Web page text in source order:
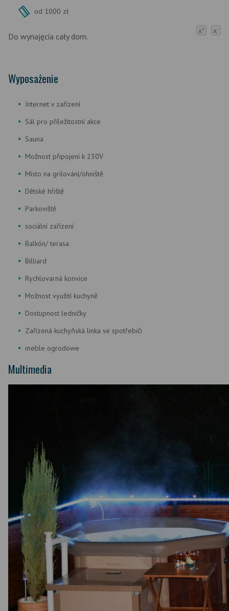
od 1000 zł
A+ A-
Do wynajęcia cały dom.
Wyposażenie
Internet v zařízení
Sál pro příležitostní akce
Sauna
Možnost připojení k 230V
Místo na grilování/ohniště
Dětské hřiště
Parkoviště
sociální zařízení
Balkón/ terasa
Billiard
Rychlovarná konvice
Možnost využití kuchyně
Dostupnost ledničky
Zařízená kuchyňská linka se spotřebiči
meble ogrodowe
Multimedia